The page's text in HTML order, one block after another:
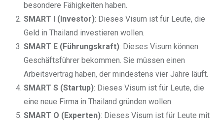
besondere Fähigkeiten haben.
SMART I (Investor): Dieses Visum ist für Leute, die
Geld in Thailand investieren wollen.
SMART E (Führungskraft): Dieses Visum können
Geschäftsführer bekommen. Sie müssen einen
Arbeitsvertrag haben, der mindestens vier Jahre läuft.
SMART S (Startup): Dieses Visum ist für Leute, die
eine neue Firma in Thailand gründen wollen.
SMART O (Experten): Dieses Visum ist für Leute mit